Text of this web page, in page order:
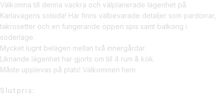
Välkomna till denna vackra och välplanerade lägenhet på
Karlavägens solsida! Här finns välbevarade detaljer som pardörrar,
takrosetter och en fungerande öppen spis samt balkong i
söderläge.
Mycket lugnt belägen mellan två innergårdar.
Liknande lägenhet har gjorts om till 4 rum & kök.
Måste upplevas på plats! Välkommen hem.
Slutpris: